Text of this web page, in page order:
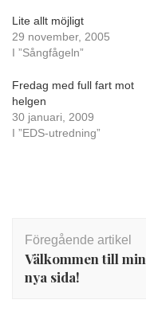
Lite allt möjligt
29 november, 2005
I ”Sångfågeln”
Fredag med full fart mot
helgen
30 januari, 2009
I ”EDS-utredning”
Föregående artikel
Välkommen till min
nya sida!